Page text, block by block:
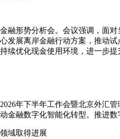
融形势分析会。会议强调，面
发展离岸金融行动方案，推动
续优化现金使用环境，进一步
年下半年工作会暨北京外汇
金融数字化智能化转型。推进数
域取得进展